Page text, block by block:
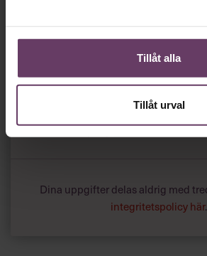
Tillåt alla
Tillåt urval
ochutan tidsbegränsning!
Chefs nyhetsbrevmed senaste
ledarskapsnyheterna!
Dina uppgifter delas aldrig med
integritetspolicy här.